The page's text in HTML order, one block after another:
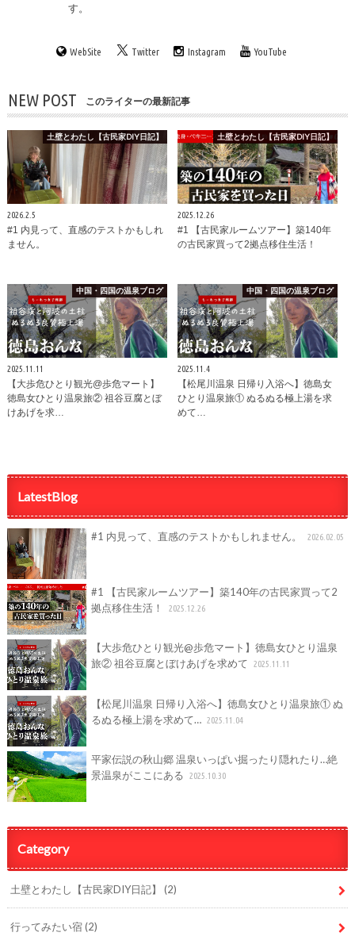
す。
WebSite Twitter Instagram YouTube
NEW POST このライターの最新記事
土壁とわたし【古民家DIY日記】
2026.2.5
#1 内見って、直感のテストかもしれ
ません。
土壁とわたし【古民家DIY日記】
2025.12.26
#1 【古民家ルームツアー】築140年
の古民家買って2拠点移住生活！
中国・四国の温泉ブログ
2025.11.11
【大歩危ひとり観光@歩危マート】
徳島女ひとり温泉旅② 祖谷豆腐とぼ
けあげを求…
中国・四国の温泉ブログ
2025.11.4
【松尾川温泉 日帰り入浴へ】徳島女
ひとり温泉旅① ぬるぬる極上湯を求
めて…
LatestBlog
#1 内見って、直感のテストかもしれません。 2026.02.05
#1 【古民家ルームツアー】築140年の古民家買って2
拠点移住生活！
2025.12.26
【大歩危ひとり観光@歩危マート】徳島女ひとり温泉
旅② 祖谷豆腐とぼけあげを求めて
2025.11.11
【松尾川温泉 日帰り入浴へ】徳島女ひとり温泉旅① ぬ
るぬる極上湯を求めて… 2025.11.04
平家伝説の秋山郷 温泉いっぱい掘ったり隠れたり…絶
景温泉がここにある
2025.10.30
Category
土壁とわたし【古民家DIY日記】 (2)
行ってみたい宿(2)